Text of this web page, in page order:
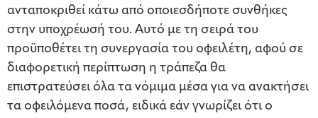
ανταποκριθεί κάτω από οποιεσδήποτε συνθήκες
στην υποχρέωσή του. Αυτό με τη σειρά του
προϋποθέτει τη συνεργασία του οφειλέτη, αφού σε
διαφορετική περίπτωση η τράπεζα θα
επιστρατεύσει όλα τα νόμιμα μέσα για να ανακτήσει
τα οφειλόμενα ποσά, ειδικά εάν γνωρίζει ότι ο